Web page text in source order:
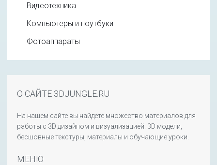
Видеотехника
Компьютеры и ноутбуки
Фотоаппараты
О САЙТЕ 3DJUNGLE.RU
На нашем сайте вы найдете множество материалов для
работы с 3D дизайном и визуализацией: 3D модели,
бесшовные текстуры, материалы и обучающие уроки.
МЕНЮ